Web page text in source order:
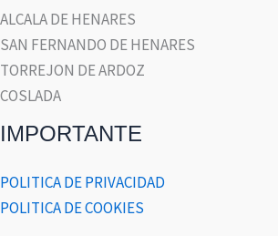
ALCALA DE HENARES
SAN FERNANDO DE HENARES
TORREJON DE ARDOZ
COSLADA
IMPORTANTE
POLITICA DE PRIVACIDAD
POLITICA DE COOKIES